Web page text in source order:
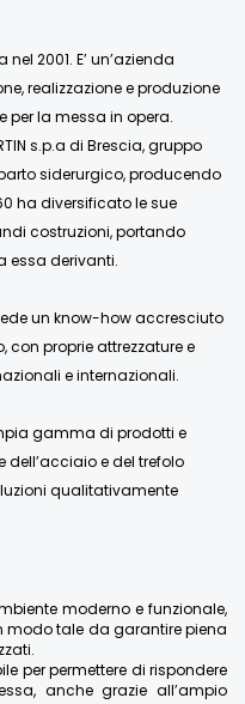
2001. E’ un’azienda
realizzazione e produzione
per la messa in opera.
s.p.a di Brescia, gruppo
siderurgico, producendo
ha diversificato le sue
costruzioni, portando
essa derivanti.
un know-how accresciuto
con proprie attrezzature e
e internazionali.
gamma di prodotti e
dell’acciaio e del trefolo
qualitativamente
moderno e funzionale,
modo tale da garantire piena
per permettere di rispondere
anche grazie all’ampio